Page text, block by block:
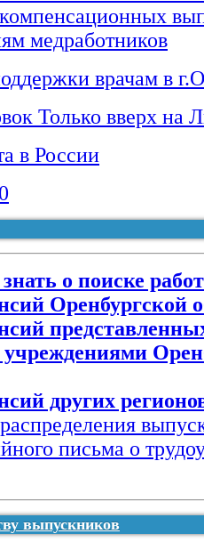
медработников
врачам в
Только вверх на
в России
о поиске
Оренбургской
других
письма о
выпускников
за 2020-2022 гг
за 2019-2021гг
за 2014 год
за 2017-2019 год
за 2015 год